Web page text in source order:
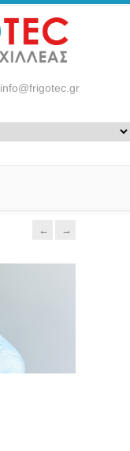
info@frigotec.gr
→
←